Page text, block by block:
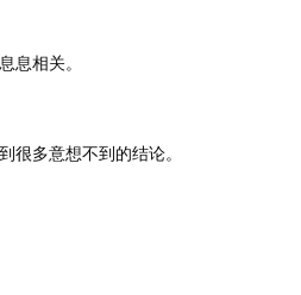
息相关。
很多意想不到的结论。